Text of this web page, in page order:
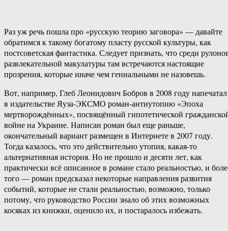
Раз уж речь пошла про «русскую теорию заговора» — давайте
обратимся к такому богатому пласту русской культуры, как
постсоветская фантастика. Следует признать, что среди
развлекательной макулатуры там встречаются настоящие
прозрения, которые иначе чем гениальными не назовешь.
Вот, например, Глеб Леонидович Бобров в 2008 году напечатал
в издательстве Яуза-ЭКСМО роман-антиутопию «Эпоха
мертворождённых», посвящённый гипотетической
войне на Украине. Написан роман был еще раньше,
окончательный вариант размещен в Интернете в 2007 году.
Тогда казалось, что это действительно утопия, какая-то
альтернативная история. Но не прошло и десяти лет, как
практически всё описанное в романе стало реальностью, и
того — роман предсказал некоторые направления развития
событий, которые не стали реальностью, возможно, только
потому, что руководство России знало об этих возможных
косяках из книжки, оценило их, и постаралось избежать.